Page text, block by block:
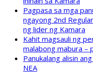
Pagpasa sa mga
ngayong 2nd
ng lider ng Kamara
Kahit magsauli ng
malabong mabura –
Panukalang alisin
NEA